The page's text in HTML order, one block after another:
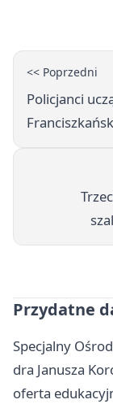
<< Poprzedni
Policjanci
Przydatne
Specjalny
dra Janusza
oferta